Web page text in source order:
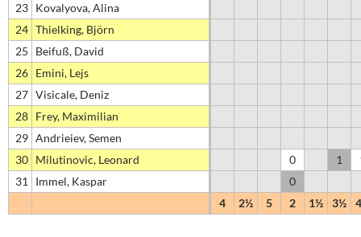
23 Kovalyova, Alina
24 Thielking, Björn
25
Beifuß, David
26 Emini, Lejs
27 Visicale, Deniz
28 Frey, Maximilian
29 Andrieiev, Semen
30 Milutinovic, Leonard 0 1
31
Immel, Kaspar
0
4
2½ 5 2 1½ 3½